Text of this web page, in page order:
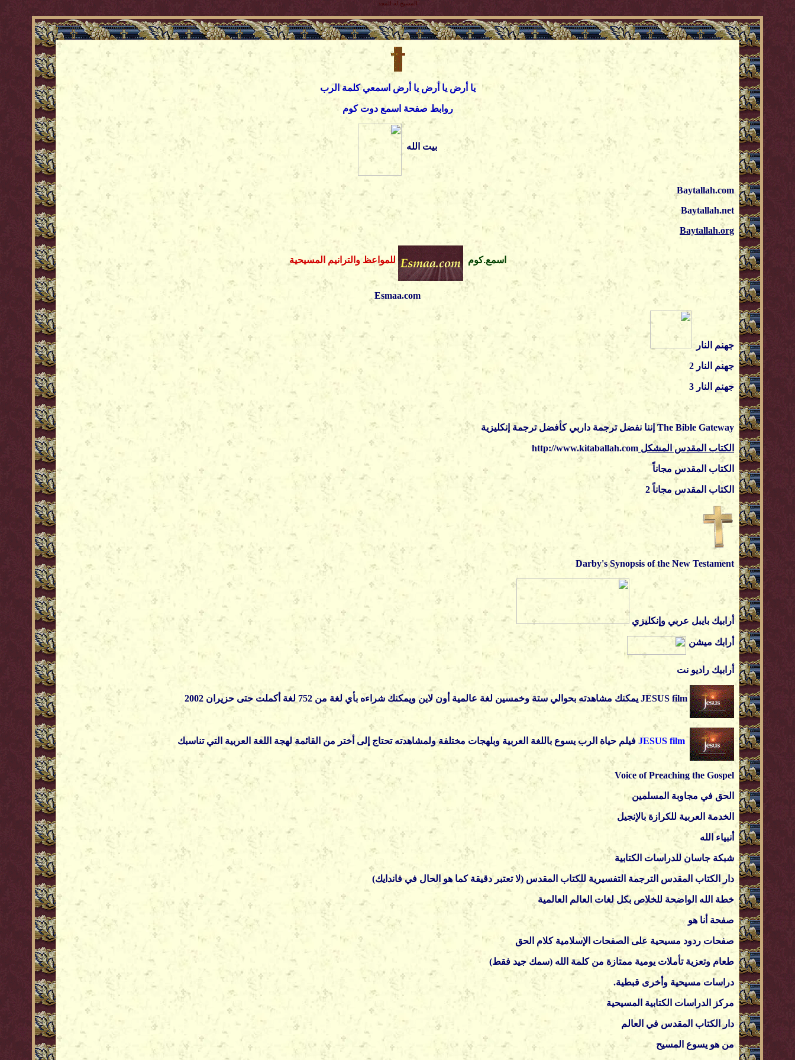
المسيح له المجد
يا أرض يا أرض يا أرض اسمعي كلمة الرب
روابط صفحة اسمع دوت كوم
بيت الله
Baytallah.com
Baytallah.net
Baytallah.org
اسمع.كوم للمواعظ والترانيم المسيحية
Esmaa.com
جهنم النار
جهنم النار 2
جهنم النار 3
The Bible Gatewayإننا نفضل ترجمة داربي كأفضل ترجمة إنكليزية
الكتاب المقدس المشكل http://www.kitaballah.com
لكتاب المقدس مجاناً
لكتاب المقدس مجاناً 2
Darby's Synopsis of the New Testament
أرابيك بايبل عربي وإنكليزي
أرابك ميشن
أرابيك راديو نت
JESUS film يمكنك مشاهدته بحوالي ستة وخمسين لغة عالمية أون لاين ويمكنك شراءه بأي لغة من 752 لغة أكملت حتى حزيران 2002
JESUS film فيلم حياة الرب يسوع باللغة العربية وبلهجات مختلفة ولمشاهدته تحتاج إلى أختر من القائمة لهجة اللغة العربية التي تناسبك
Voice of Preaching the Gospel
الحق في مجاوبة المسلمين
الخدمة العربية للكرازة بالإنجيل
أنبياء الله
شبكة جاسان للدراسات الكتابية
دار الكتاب المقدس الترجمة التفسيرية للكتاب المقدس (لا تعتبر دقيقة كما هو الحال في فاندايك)
خطة الله الواضحة للخلاص بكل لغات العالم العالمية
صفحة أنا هو
صفحات ردود مسيحية على الصفحات الإسلامية كلام الحق
طعام وتعزية تأملات يومية ممتازة من كلمة الله (سمك جيد فقط)
دراسات مسيحية وأخرى قبطية.
مركز الدراسات الكتابية المسيحية
دار الكتاب المقدس في العالم
من هو يسوع المسيح